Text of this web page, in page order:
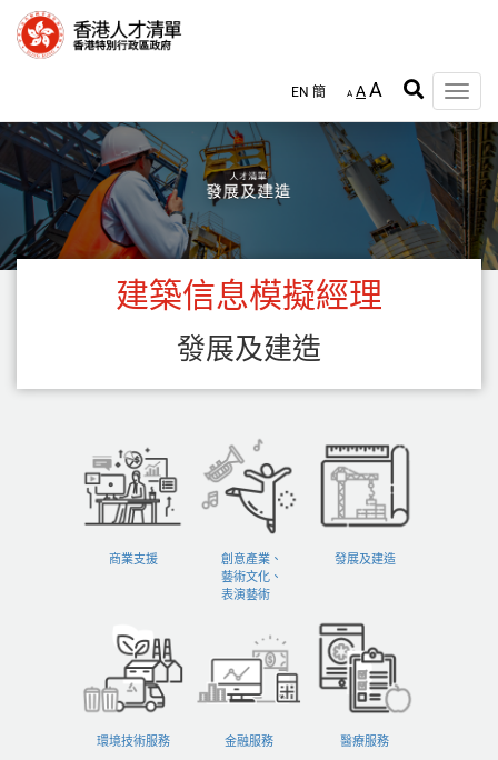
EN 簡 A AA
Toggle
建築信息模擬經理
發展及建造
商業支援
創意產業、
藝術文化、
表演藝術
發展及建造
環境技術服務 金融服務 醫療服務